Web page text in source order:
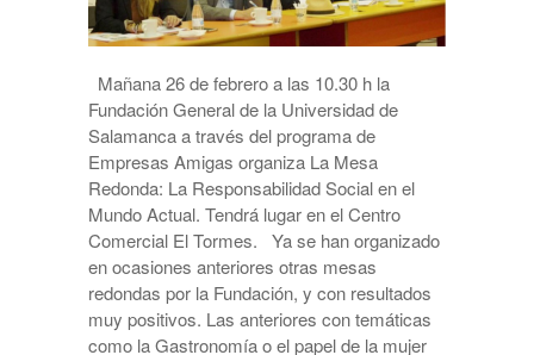
Mañana 26 de febrero a las 10.30 h la
Fundación General de la Universidad de
Salamanca a través del programa de
Empresas Amigas organiza La Mesa
Redonda: La Responsabilidad Social en el
Mundo Actual. Tendrá lugar en el Centro
Comercial El Tormes. Ya se han organizado
en ocasiones anteriores otras mesas
redondas por la Fundación, y con resultados
muy positivos. Las anteriores con temáticas
como la Gastronomía o el papel de la mujer